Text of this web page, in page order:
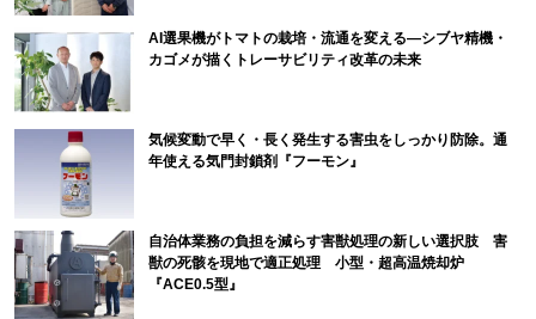
AI選果機がトマトの栽培・流通を変える―シブヤ精機・
カゴメが描くトレーサビリティ改革の未来
気候変動で早く・長く発生する害虫をしっかり防除。通
年使える気門封鎖剤『フーモン』
自治体業務の負担を減らす害獣処理の新しい選択肢 害
獣の死骸を現地で適正処理 小型・超高温焼却炉
『ACE0.5型』